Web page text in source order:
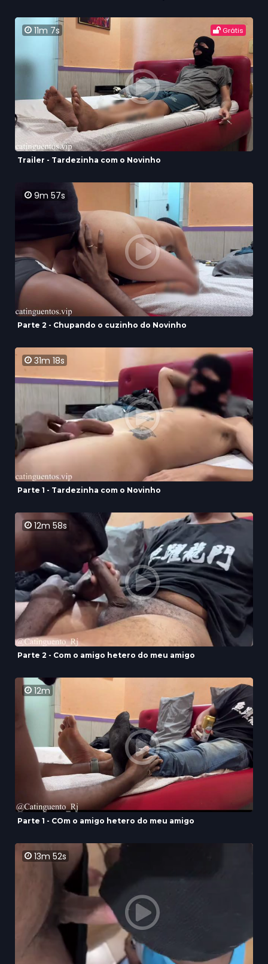
11m 7s Grátis
Trailer - Tardezinha com o Novinho
9m 57s
Parte 2 - Chupando o cuzinho do Novinho
31m 18s
Parte 1 - Tardezinha com o Novinho
12m 58s
Parte 2 - Com o amigo hetero do meu amigo
12m
Parte 1 - COm o amigo hetero do meu amigo
13m 52s